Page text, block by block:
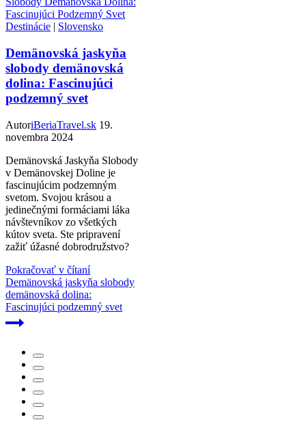
Destinácie | Slovensko
Demänovská jaskyňa
slobody demänovská
dolina: Fascinujúci
podzemný svet
AutoriBeriaTravel.sk 19.
novembra 2024
Demänovská Jaskyňa Slobody
v Demänovskej Doline je
fascinujúcim podzemným
svetom. Svojou krásou a
jedinečnými formáciami láka
návštevníkov zo všetkých
kútov sveta. Ste pripravení
zažiť úžasné dobrodružstvo?
Pokračovať v čítaní
Demänovská jaskyňa slobody
demänovská dolina:
Fascinujúci podzemný svet